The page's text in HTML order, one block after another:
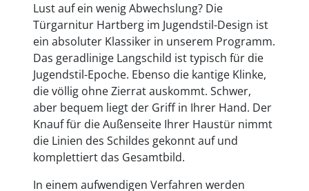
Lust auf ein wenig Abwechslung? Die
Türgarnitur Hartberg im Jugendstil-Design ist
ein absoluter Klassiker in unserem Programm.
Das geradlinige Langschild ist typisch für die
Jugendstil-Epoche. Ebenso die kantige Klinke,
die völlig ohne Zierrat auskommt. Schwer,
aber bequem liegt der Griff in Ihrer Hand. Der
Knauf für die Außenseite Ihrer Haustür nimmt
die Linien des Schildes gekonnt auf und
komplettiert das Gesamtbild.
In einem aufwendigen Verfahren werden